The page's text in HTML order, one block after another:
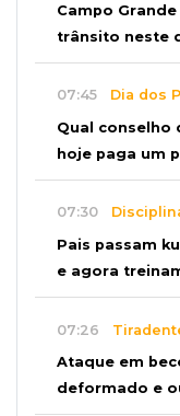
Campo
trânsito neste
07:45 Dia dos
Qual conselho
hoje paga um
07:30
Pais passam
e agora
07:26
Ataque em
deformado e